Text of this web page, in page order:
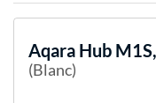
Aqara Hub
(Blanc)